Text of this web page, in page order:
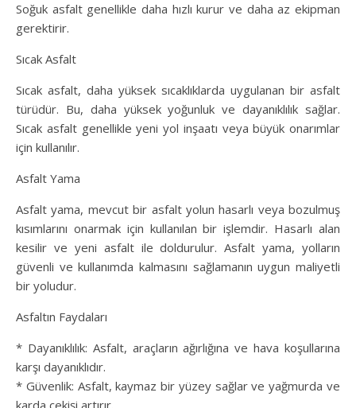
Soğuk asfalt genellikle daha hızlı kurur ve daha az ekipman
gerektirir.
Sıcak Asfalt
Sıcak asfalt, daha yüksek sıcaklıklarda uygulanan bir asfalt
türüdür. Bu, daha yüksek yoğunluk ve dayanıklılık sağlar.
Sıcak asfalt genellikle yeni yol inşaatı veya büyük onarımlar
için kullanılır.
Asfalt Yama
Asfalt yama, mevcut bir asfalt yolun hasarlı veya bozulmuş
kısımlarını onarmak için kullanılan bir işlemdir. Hasarlı alan
kesilir ve yeni asfalt ile doldurulur. Asfalt yama, yolların
güvenli ve kullanımda kalmasını sağlamanın uygun maliyetli
bir yoludur.
Asfaltın Faydaları
* Dayanıklılık: Asfalt, araçların ağırlığına ve hava koşullarına
karşı dayanıklıdır.
* Güvenlik: Asfalt, kaymaz bir yüzey sağlar ve yağmurda ve